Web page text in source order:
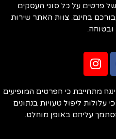
פרטים על כל סוגי העסקים
בחינם. צוות האתר שירות
מתחייבת כי הפרטים המופיעים
עלולות ליפול טעויות בנתונים
עליהם באופן מוחלט.